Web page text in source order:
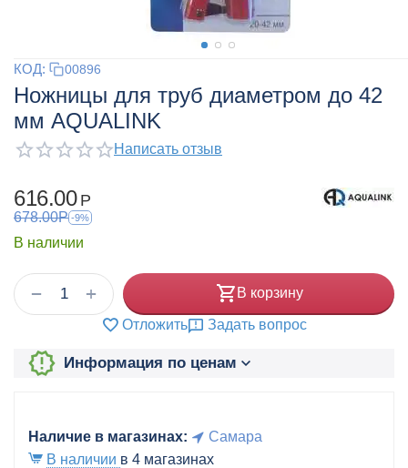
КОД: 00896
Ножницы для труб диаметром до 42
мм AQUALINK
Написать отзыв
616.00 Р
678.00Р -9%
В наличии
+
− В корзину
Отложить Задать вопрос
Информация по ценам
Наличие в магазинах:
Самара
В наличии в 4 магазинах